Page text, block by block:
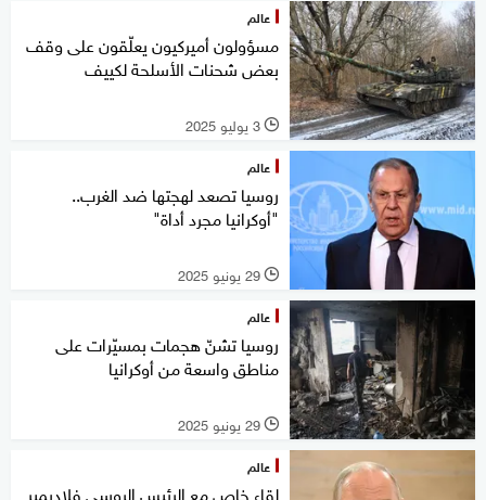
عالم
مسؤولون أميركيون يعلّقون على وقف
بعض شحنات الأسلحة لكييف
l 3 يوليو 2025
عالم
روسيا تصعد لهجتها ضد الغرب..
"أوكرانيا مجرد أداة"
l 29 يونيو 2025
عالم
روسيا تشنّ هجمات بمسيّرات على
مناطق واسعة من أوكرانيا
l 29 يونيو 2025
عالم
لقاء خاص مع الرئيس الروسي فلاديمير